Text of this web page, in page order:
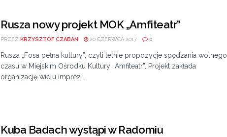
Rusza nowy projekt MOK „Amfiteatr”
PRZEZ KRZYSZTOF CZABAN 20 CZERWCA 2017 0
Rusza „Fosa pełna kultury”, czyli letnie propozycje spędzania wolnego
czasu w Miejskim Ośrodku Kultury „Amfiteatr”. Projekt zakłada
organizację wielu imprez ...
Kuba Badach wystąpi w Radomiu